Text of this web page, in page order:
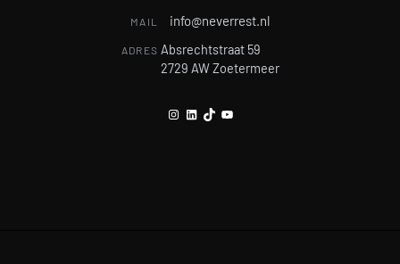
MAIL info@neverrest.nl
ADRES Absrechtstraat 59
2729 AW Zoetermeer
Instagram
LinkedIn
TikTokYouTube